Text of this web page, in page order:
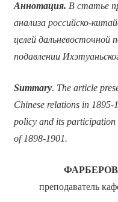
Аннотация. В статье
анализа российско-
целей дальневосточной
подавлении
Summary. The article
Chinese relations in 1895-
policy and its participation
of 1898-1901.
преподаватель